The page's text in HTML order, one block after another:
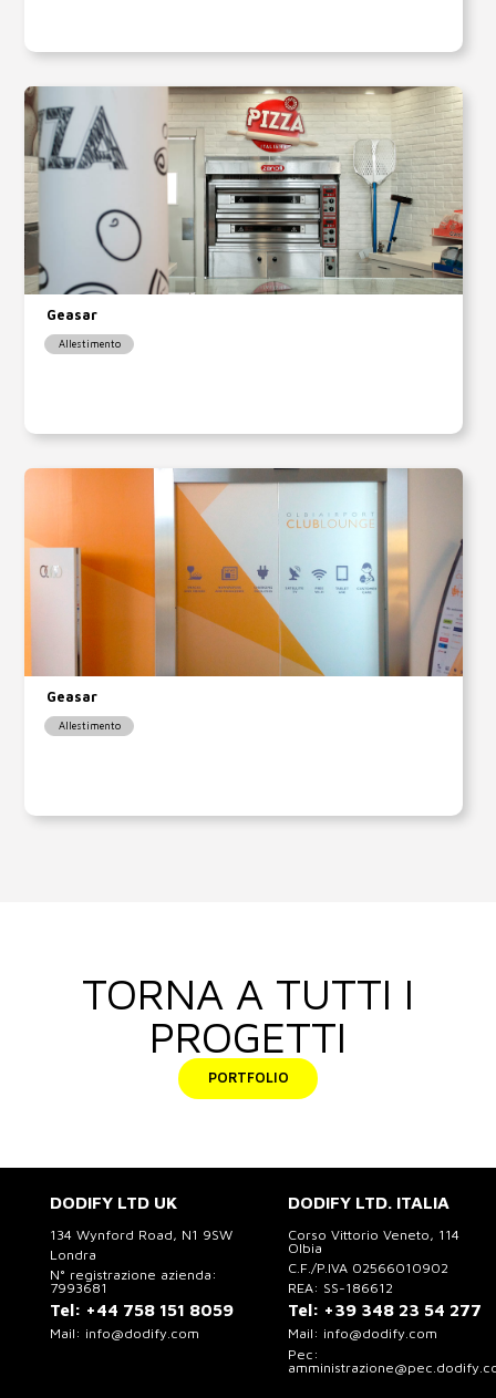
Geasar
Allestimento
Geasar
Allestimento
TORNA A TUTTI I
PROGETTI
PORTFOLIO
DODIFY LTD UK
134 Wynford Road, N1 9SW
Londra
N° registrazione azienda:
7993681
Tel: +44 758 151 8059
Mail: info@dodify.com
DODIFY LTD. ITALIA
Corso Vittorio Veneto, 114
Olbia
C.F./P.IVA 02566010902
REA: SS-186612
Tel: +39 348 23 54 277
Mail: info@dodify.com
Pec: